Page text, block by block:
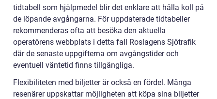
tidtabell som hjälpmedel blir det enklare att hålla koll på
de löpande avgångarna. För uppdaterade tidtabeller
rekommenderas ofta att besöka den aktuella
operatörens webbplats i detta fall Roslagens Sjötrafik
där de senaste uppgifterna om avgångstider och
eventuell väntetid finns tillgängliga.
Flexibiliteten med biljetter är också en fördel. Många
resenärer uppskattar möjligheten att köpa sina biljetter